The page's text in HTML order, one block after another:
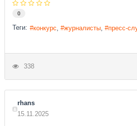
0
Теги: конкурс журналисты пресс-
338
rhans
15.11.2025